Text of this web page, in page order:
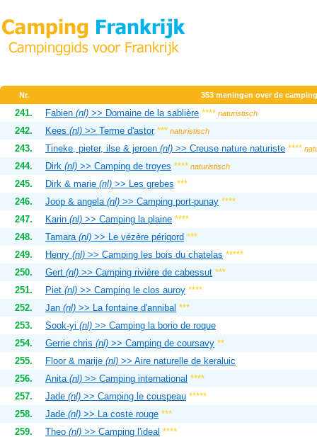
Nr. 353 meningen over de
241. Fabien (nl) >> Domaine de la sablière **** naturistisch
242. Kees (nl) >> Terme d'astor*** naturistisch
243. Tineke, pieter, ilse & jeroen (nl) >> Creuse nature naturiste ****
244. Dirk (nl) >> Camping de troyes **** naturistisch
245. Dirk & marie (nl) >> Les grebes ***
246.
Joop & angela (nl) >> Camping port-punay ****
247.
Karin (nl) >> Camping la plaine ****
248.
Tamara (nl) >> Le vézère périgord ***
249.
Henry (nl) >> Camping les bois du chatelas *****
250.
Gert (nl) >> Camping rivière de cabessut ***
251.
Piet (nl) >> Camping le clos auroy ****
252.
Jan (nl) >> La fontaine d'annibal ***
253.
Sook-yi (nl) >> Camping la borio de roque
254.
Gerrie chris (nl) >> Camping de coursavy **
255.
Floor & marije (nl) >> Aire naturelle de keraluic
256.
Anita (nl) >> Camping international ****
257.
Jade (nl) >> Camping le couspeau *****
258.
Jade (nl) >> La coste rouge ***
259.
Theo (nl) >> Camping l'ideal ****